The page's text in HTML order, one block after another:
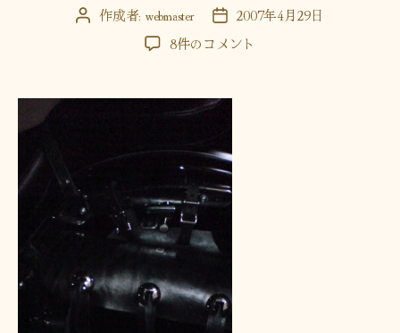
投 作成者: webmaster
投
稿
日
2007年4月29日
サ
バ
ッ
ま
し
た。
へ
の
8件のコメント